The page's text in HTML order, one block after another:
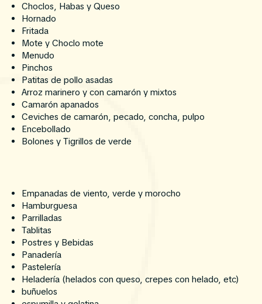
Choclos, Habas y Queso
Hornado
Fritada
Mote y Choclo mote
Menudo
Pinchos
Patitas de pollo asadas
Arroz marinero y con camarón y mixtos
Camarón apanados
Ceviches de camarón, pecado, concha, pulpo
Encebollado
Bolones y Tigrillos de verde
Empanadas de viento, verde y morocho
Hamburguesa
Parrilladas
Tablitas
Postres y Bebidas
Panadería
Pastelería
Heladería (helados con queso, crepes con helado, etc)
buñuelos